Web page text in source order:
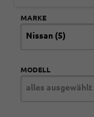
MARKE
Nissan (5)
MODELL
alles ausgewählt